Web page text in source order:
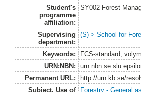
Student's
programme
affiliation:
SY002 Forest
Supervising
department:
(S) > School for
Keywords:
FCS-standard,
URN:NBN:
Permanent URL:
http://urn.kb.se/
Subject. Use of
Forestry - General